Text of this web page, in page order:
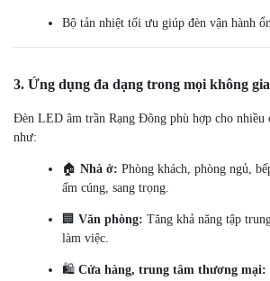
Bộ tản nhiệt tối ưu giúp đèn vận hành
3. Ứng dụng đa dạng trong mọi không
Đèn LED âm trần Rạng Đông phù hợp cho nhiều
như:
🏠 Nhà ở: Phòng khách, phòng ngủ,
ấm cúng, sang trọng.
🏢 Văn phòng: Tăng khả năng tập
làm việc.
🛍️ Cửa hàng, trung tâm thương mại: